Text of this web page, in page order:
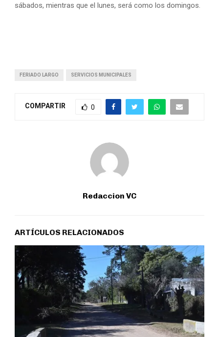
sábados, mientras que el lunes, será como los domingos.
FERIADO LARGO SERVICIOS MUNICIPALES
COMPARTIR 0
Redaccion VC
ARTÍCULOS RELACIONADOS